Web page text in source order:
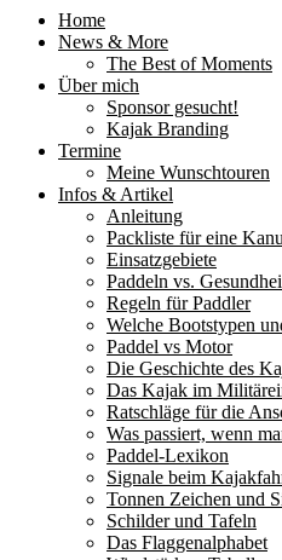
Home
News & More
The Best of Moments
Über mich
Sponsor gesucht!
Kajak Branding
Termine
Meine Wunschtouren
Infos & Artikel
Anleitung
Packliste für eine
Einsatzgebiete
Paddeln vs.
Regeln für Paddler
Welche Bootstypen
Paddel vs Motor
Die Geschichte des
Das Kajak im
Ratschläge für die
Was passiert, wenn
Paddel-Lexikon
Signale beim
Tonnen Zeichen und
Schilder und Tafeln
Das Flaggenalphabet